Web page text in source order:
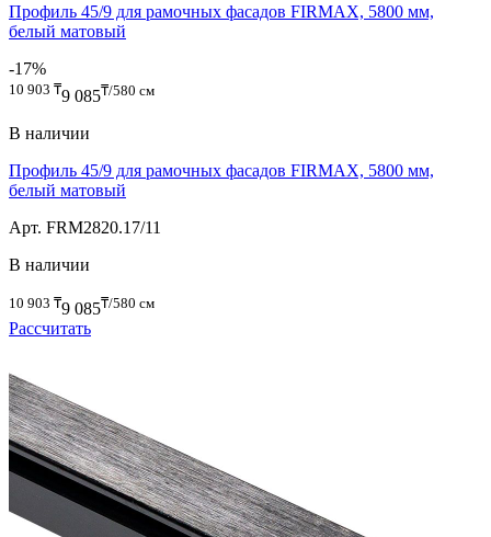
Профиль 45/9 для рамочных фасадов FIRMAX, 5800 мм,
белый матовый
-17%
10 903 ₸9 085₸/580 см
В наличии
Профиль 45/9 для рамочных фасадов FIRMAX, 5800 мм,
белый матовый
Арт. FRM2820.17/11
В наличии
10 903 ₸9 085₸/580 см
Рассчитать